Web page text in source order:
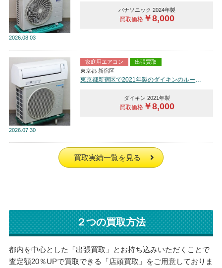
2026 08.03
パナソニック 2024年製
買取価格￥8,000
2026 07.30
家庭用エアコン
出張買取
東京都 新宿区
東京都新宿区で2021年製のダイキンのルームエアコン【中古品】を買取しました。
ダイキン 2021年製
買取価格￥8,000
買取実績一覧を見る
２つの買取方法
都内を中心とした「出張買取」とお持ち込みいただくことで
査定額20％UPで買取できる「店頭買取」をご用意しておりま